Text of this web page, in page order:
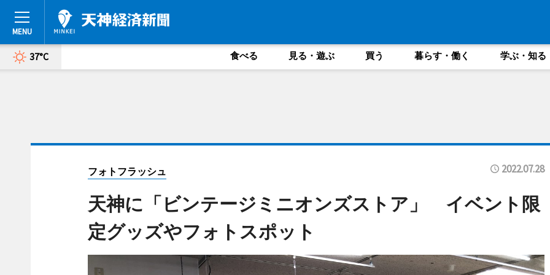
37°C 食べる 見る・遊ぶ 買う 暮らす・働く 学ぶ・知る
フォトフラッシュ 2022.07.28
天神に「ビンテージミニオンズストア」 イベント限
定グッズやフォトスポット